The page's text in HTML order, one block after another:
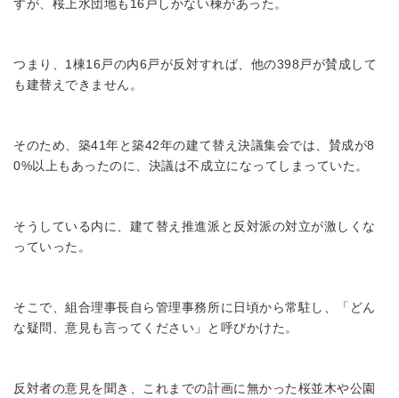
すが、桜上水団地も16戸しかない棟があった。
つまり、1棟16戸の内6戸が反対すれば、他の398戸が賛成して
も建替えできません。
そのため、築41年と築42年の建て替え決議集会では、賛成が8
0%以上もあったのに、決議は不成立になってしまっていた。
そうしている内に、建て替え推進派と反対派の対立が激しくな
っていった。
そこで、組合理事長自ら管理事務所に日頃から常駐し、「どん
な疑問、意見も言ってください」と呼びかけた。
反対者の意見を聞き、これまでの計画に無かった桜並木や公園